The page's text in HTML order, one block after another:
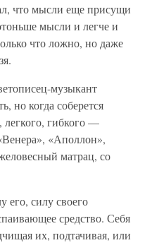
что мысли еще присущи
мысли и легче и
что ложно, но даже
музыкант
но когда соберется
легкого, гибкого —
«Аполлон»,
матрац, со
его, силу своего
средство. Себя
их, подтачивая, или